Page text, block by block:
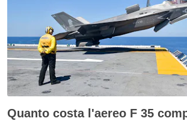
Quanto costa l'aereo F 35